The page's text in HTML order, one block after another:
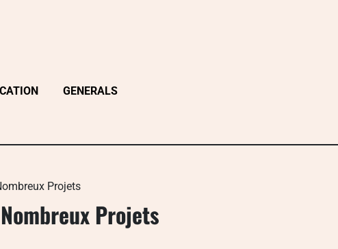
GENERALS
Projets
Projets